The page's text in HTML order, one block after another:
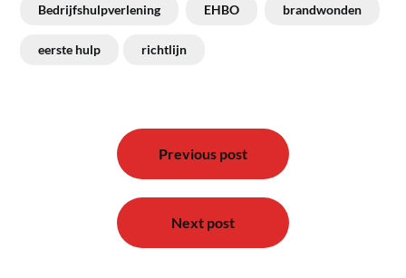
Bedrijfshulpverlening EHBO brandwonden
eerste hulp richtlijn
Previous post
Next post